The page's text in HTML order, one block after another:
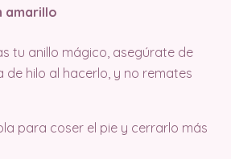
amarillo
tu anillo mágico, asegúrate de
hilo al hacerlo, y no remates
para coser el pie y cerrarlo más